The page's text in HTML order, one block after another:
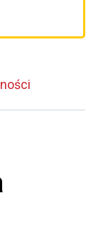
do następnego